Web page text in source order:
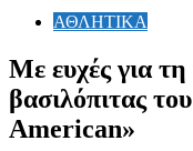
ΑΘΛΗΤΙΚΑ
Με ευχές για
βασιλόπιτας
American»